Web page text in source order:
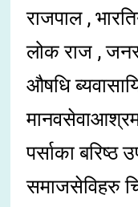
राजपाल ,
लोक राज ,
औषधि
पर्साका बरिष्ठ
समाजसेविहरु